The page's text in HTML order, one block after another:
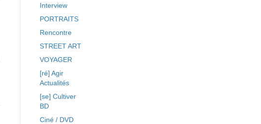
Interview
PORTRAITS
Rencontre
STREET ART
VOYAGER
[ré] Agir
Actualités
[se] Cultiver
BD
Ciné / DVD